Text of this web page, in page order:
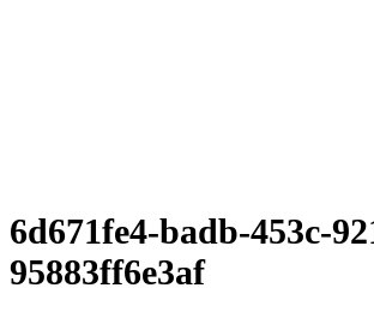
6d671fe4-badb-453c-
95883ff6e3af